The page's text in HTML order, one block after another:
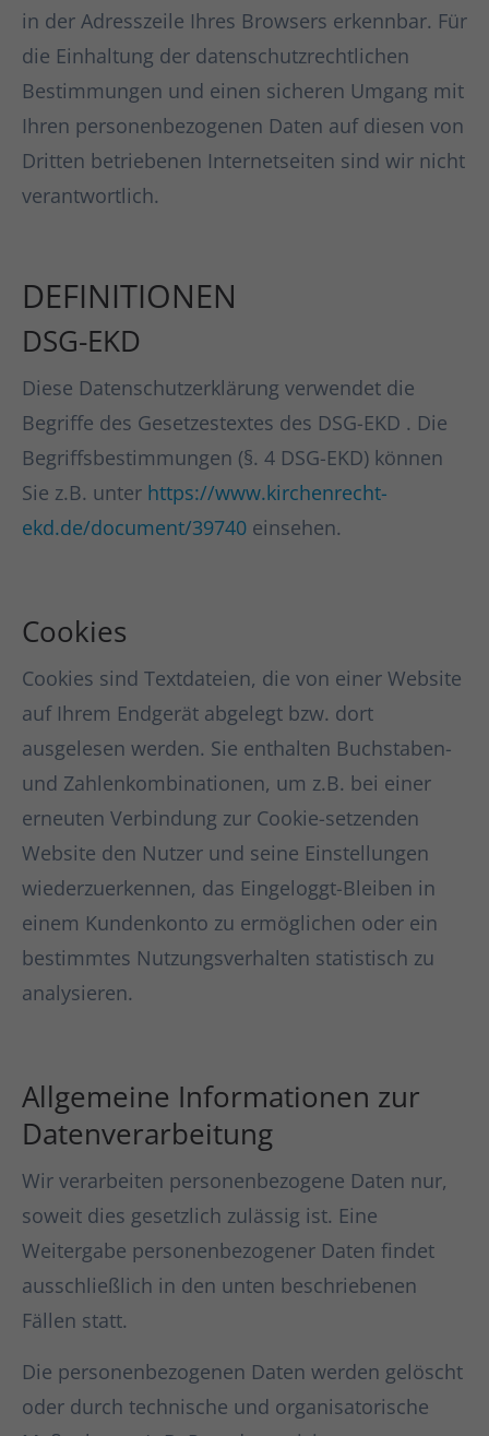
in der Adresszeile Ihres Browsers erkennbar. Für
die Einhaltung der datenschutzrechtlichen
Bestimmungen und einen sicheren Umgang mit
Ihren personenbezogenen Daten auf diesen von
Dritten betriebenen Internetseiten sind wir nicht
verantwortlich.
DEFINITIONEN
DSG-EKD
Diese Datenschutzerklärung verwendet die
Begriffe des Gesetzestextes des DSG-EKD . Die
Begriffsbestimmungen (§. 4 DSG-EKD) können
Sie z.B. unter https://www.kirchenrecht-
ekd.de/document/39740 einsehen.
Cookies
Cookies sind Textdateien, die von einer Website
auf Ihrem Endgerät abgelegt bzw. dort
ausgelesen werden. Sie enthalten Buchstaben-
und Zahlenkombinationen, um z.B. bei einer
erneuten Verbindung zur Cookie-setzenden
Website den Nutzer und seine Einstellungen
wiederzuerkennen, das Eingeloggt-Bleiben in
einem Kundenkonto zu ermöglichen oder ein
bestimmtes Nutzungsverhalten statistisch zu
analysieren.
Allgemeine Informationen zur
Datenverarbeitung
Wir verarbeiten personenbezogene Daten nur,
soweit dies gesetzlich zulässig ist. Eine
Weitergabe personenbezogener Daten findet
ausschließlich in den unten beschriebenen
Fällen statt.
Die personenbezogenen Daten werden gelöscht
oder durch technische und organisatorische